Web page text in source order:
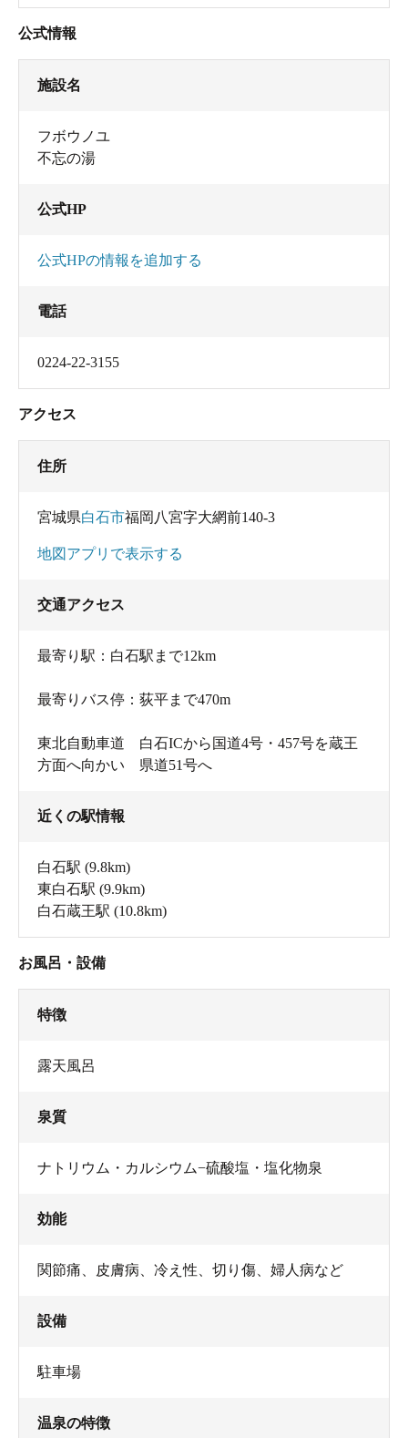
公式情報
施設名
フボウノユ
不忘の湯
公式HP
公式HPの情報を追加する
電話
0224-22-3155
アクセス
住所
宮城県白石市福岡八宮字大網前140-3
地図アプリで表示する
交通アクセス
最寄り駅：白石駅まで12km
最寄りバス停：荻平まで470m
東北自動車道 白石ICから国道4号・457号を蔵王
方面へ向かい 県道51号へ
近くの駅情報
白石駅 (9.8km)
東白石駅 (9.9km)
白石蔵王駅 (10.8km)
お風呂・設備
特徴
露天風呂
泉質
ナトリウム・カルシウム−硫酸塩・塩化物泉
効能
関節痛、皮膚病、冷え性、切り傷、婦人病など
設備
駐車場
温泉の特徴